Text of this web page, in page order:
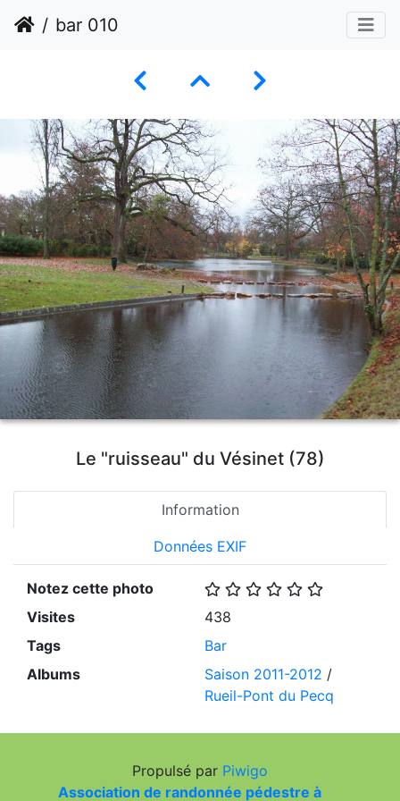
bar 010
Le "ruisseau" du Vésinet (78)
Information
Données EXIF
Notez cette photo
Visites
438
Tags
Bar
Albums
Saison 2011-2012 /
Rueil-Pont du Pecq
Propulsé par Piwigo
Association de randonnée pédestre à